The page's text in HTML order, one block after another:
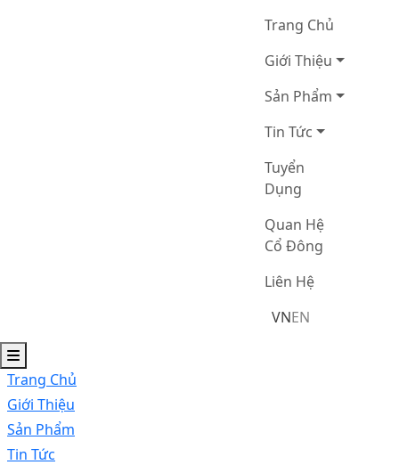
Trang Chủ
Giới Thiệu
Sản Phẩm
Tin Tức
Tuyển
Dụng
Quan Hệ
Cổ Đông
Liên Hệ
VNEN
Trang Chủ
Giới Thiệu
Sản Phẩm
Tin Tức